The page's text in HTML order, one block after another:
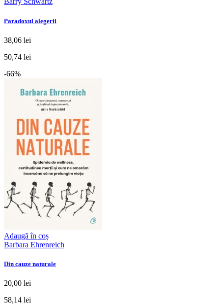
Paradoxul alegerii
38,06 lei
50,74 lei
-66%
Adaugă în coș
Barbara Ehrenreich
Din cauze naturale
20,00 lei
58,14 lei